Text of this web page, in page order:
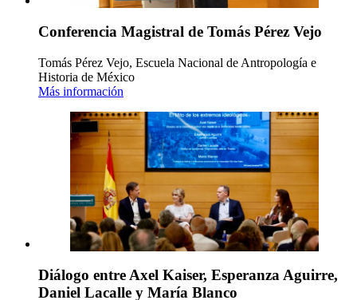
Conferencia Magistral de Tomás Pérez Vejo
Tomás Pérez Vejo, Escuela Nacional de Antropología e
Historia de México
Más información
Diálogo entre Axel Kaiser, Esperanza Aguirre,
Daniel Lacalle y María Blanco